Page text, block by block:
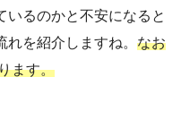
いるのかと不安になると
を紹介しますね。 なお
ます。